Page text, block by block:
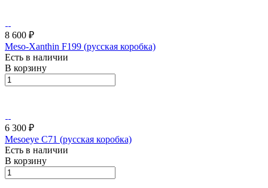
8 600 ₽
Meso-Xanthin F199 (русская коробка)
Есть в наличии
В корзину
6 300 ₽
Mesoeye C71 (русская коробка)
Есть в наличии
В корзину